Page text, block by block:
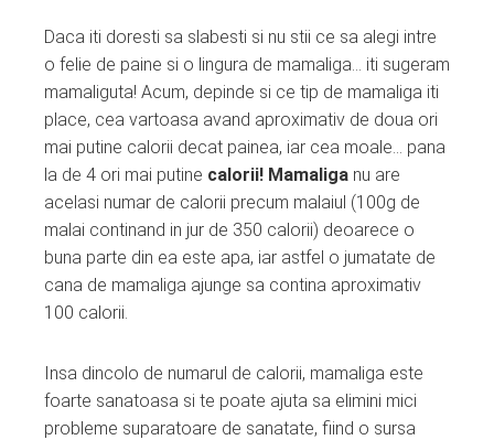
Daca iti doresti sa slabesti si nu stii ce sa alegi intre
o felie de paine si o lingura de mamaliga… iti sugeram
mamaliguta! Acum, depinde si ce tip de mamaliga iti
place, cea vartoasa avand aproximativ de doua ori
mai putine calorii decat painea, iar cea moale… pana
la de 4 ori mai putine calorii! Mamaliga nu are
acelasi numar de calorii precum malaiul (100g de
malai continand in jur de 350 calorii) deoarece o
buna parte din ea este apa, iar astfel o jumatate de
cana de mamaliga ajunge sa contina aproximativ
100 calorii.
Insa dincolo de numarul de calorii, mamaliga este
foarte sanatoasa si te poate ajuta sa elimini mici
probleme suparatoare de sanatate, fiind o sursa